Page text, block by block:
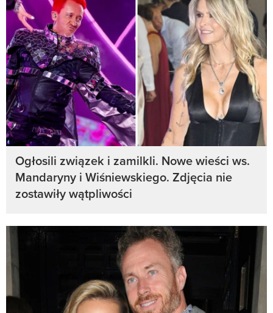
Ogłosili związek i zamilkli. Nowe wieści ws.
Mandaryny i Wiśniewskiego. Zdjęcia nie
zostawiły wątpliwości